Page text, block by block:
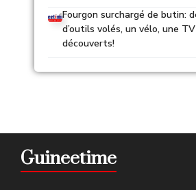
Fourgon surchargé de butin:
d’outils volés, un vélo, une
découverts!
Guineetime